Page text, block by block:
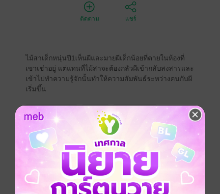
ติดตาม แชร์
ไม้สาเด็กหนุ่นปี1เห็นผีและมายผีเด็กน้อยที่ตายในห้องที่
เขาเช่าอยู่ แต่แทนที่ไม้สาจะต้องกลัวผีเข้ากลับสงสารและ
เข้าไปทำความรู้จักนั้นทำให้ความสัมพันธ์ระหว่างคนกับผี
เริ่มขึ้น
Boy love / Yaoi ดรามา มหาวิทยาลัย
ผี / วิญญาณ ฆาตกรรม
ประเภทไฟล์ pdf, epub (สารบัญ)
วันที่วางขาย 02 ตุลาคม 2567